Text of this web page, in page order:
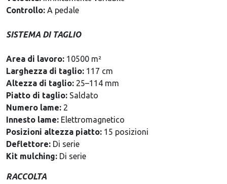
Controllo: A pedale
SISTEMA DI TAGLIO
Area di lavoro: 10500 m²
Larghezza di taglio: 117 cm
Altezza di taglio: 25–114 mm
Piatto di taglio: Saldato
Numero lame: 2
Innesto lame: Elettromagnetico
Posizioni altezza piatto: 15 posizioni
Deflettore: Di serie
Kit mulching: Di serie
RACCOLTA